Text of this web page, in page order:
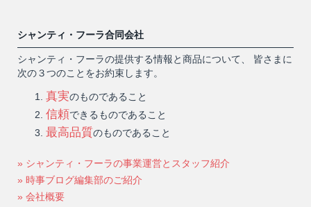
シャンティ・フーラ合同会社
シャンティ・フーラの提供する情報と商品について、 皆さまに
次の３つのことをお約束します。
真実のものであること
信頼できるものであること
最高品質のものであること
» シャンティ・フーラの事業運営とスタッフ紹介
» 時事ブログ編集部のご紹介
» 会社概要